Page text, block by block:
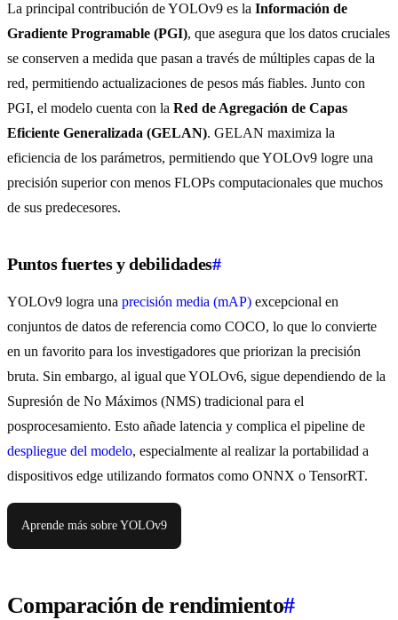
La principal contribución de YOLOv9 es la Información de
Gradiente Programable (PGI), que asegura que los datos cruciales
se conserven a medida que pasan a través de múltiples capas de la
red, permitiendo actualizaciones de pesos más fiables. Junto con
PGI, el modelo cuenta con la Red de Agregación de Capas
Eficiente Generalizada (GELAN). GELAN maximiza la
eficiencia de los parámetros, permitiendo que YOLOv9 logre una
precisión superior con menos FLOPs computacionales que muchos
de sus predecesores.
Puntos fuertes y debilidades#
YOLOv9 logra una precisión media (mAP) excepcional en
conjuntos de datos de referencia como COCO, lo que lo convierte
en un favorito para los investigadores que priorizan la precisión
bruta. Sin embargo, al igual que YOLOv6, sigue dependiendo de la
Supresión de No Máximos (NMS) tradicional para el
posprocesamiento. Esto añade latencia y complica el pipeline de
despliegue del modelo, especialmente al realizar la portabilidad a
dispositivos edge utilizando formatos como ONNX o TensorRT.
Aprende más sobre YOLOv9
Comparación de rendimiento#